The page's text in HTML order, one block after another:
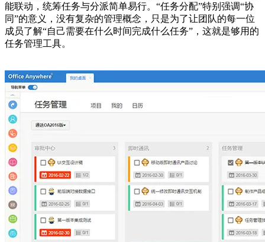
能联动，统筹任务与分派简单易行。“任务分配”特别强调“协
同”的意义，没有复杂的管理概念，只是为了让团队的每一位
成员了解“自己需要在什么时间完成什么任务”，这就是够用的
任务管理工具。